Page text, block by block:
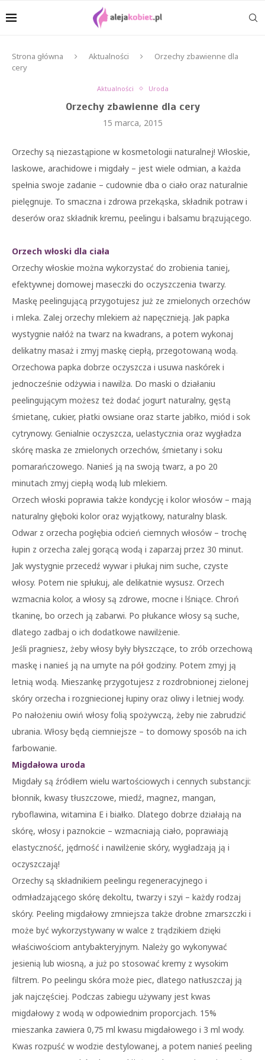
Strona główna Aktualności
Orzechy zbawienne dla
cery
Aktualności Uroda
Orzechy zbawienne dla cery
15 marca, 2015
Orzechy są niezastąpione w kosmetologii naturalnej! Włoskie,
laskowe, arachidowe i migdały – jest wiele odmian, a każda
spełnia swoje zadanie – cudownie dba o ciało oraz naturalnie
pielęgnuje. To smaczna i zdrowa przekąska, składnik potraw i
deserów oraz składnik kremu, peelingu i balsamu brązującego.
Orzech włoski dla ciała
Orzechy włoskie można wykorzystać do zrobienia taniej,
efektywnej domowej maseczki do oczyszczenia twarzy.
Maskę peelingującą przygotujesz już ze zmielonych orzechów
i mleka. Zalej orzechy mlekiem aż napęcznieją. Jak papka
wystygnie nałóż na twarz na kwadrans, a potem wykonaj
delikatny masaż i zmyj maskę ciepłą, przegotowaną wodą.
Orzechowa papka dobrze oczyszcza i usuwa naskórek i
jednocześnie odżywia i nawilża. Do maski o działaniu
peelingującym możesz też dodać jogurt naturalny, gęstą
śmietanę, cukier, płatki owsiane oraz starte jabłko, miód i sok
cytrynowy. Genialnie oczyszcza, uelastycznia oraz wygładza
skórę maska ze zmielonych orzechów, śmietany i soku
pomarańczowego. Nanieś ją na swoją twarz, a po 20
minutach zmyj ciepłą wodą lub mlekiem.
Orzech włoski poprawia także kondycję i kolor włosów – mają
naturalny głęboki kolor oraz wyjątkowy, naturalny blask.
Odwar z orzecha pogłębia odcień ciemnych włosów – trochę
łupin z orzecha zalej gorącą wodą i zaparzaj przez 30 minut.
Jak wystygnie przecedź wywar i płukaj nim suche, czyste
włosy. Potem nie spłukuj, ale delikatnie wysusz. Orzech
wzmacnia kolor, a włosy są zdrowe, mocne i lśniące. Chroń
tkaninę, bo orzech ją zabarwi. Po płukance włosy są suche,
dlatego zadbaj o ich dodatkowe nawilżenie.
Jeśli pragniesz, żeby włosy były błyszczące, to zrób orzechową
maskę i nanieś ją na umyte na pół godziny. Potem zmyj ją
letnią wodą. Mieszankę przygotujesz z rozdrobnionej zielonej
skóry orzecha i rozgniecionej łupiny oraz oliwy i letniej wody.
Po nałożeniu owiń włosy folią spożywczą, żeby nie zabrudzić
ubrania. Włosy będą ciemniejsze – to domowy sposób na ich
farbowanie.
Migdałowa uroda
Migdały są źródłem wielu wartościowych i cennych substancji:
błonnik, kwasy tłuszczowe, miedź, magnez, mangan,
ryboflawina, witamina E i białko. Dlatego dobrze działają na
skórę, włosy i paznokcie – wzmacniają ciało, poprawiają
elastyczność, jędrność i nawilżenie skóry, wygładzają ją i
oczyszczają!
Orzechy są składnikiem peelingu regeneracyjnego i
odmładzającego skórę dekoltu, twarzy i szyi – każdy rodzaj
skóry. Peeling migdałowy zmniejsza także drobne zmarszczki i
może być wykorzystywany w walce z trądzikiem dzięki
właściwościom antybakteryjnym. Należy go wykonywać
jesienią lub wiosną, a już po stosować kremy z wysokim
filtrem. Po peelingu skóra może piec, dlatego natłuszczaj ją
jak najczęściej. Podczas zabiegu używany jest kwas
migdałowy z wodą w odpowiednim proporcjach. 15%
mieszanka zawiera 0,75 ml kwasu migdałowego i 3 ml wody.
Kwas rozpuść w wodzie destylowanej, a potem nanieś peeling